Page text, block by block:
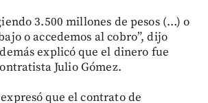
3.500 millones de pesos (…) o
o accedemos al cobro”, dijo
explicó que el dinero fue
Julio Gómez.
que el contrato de